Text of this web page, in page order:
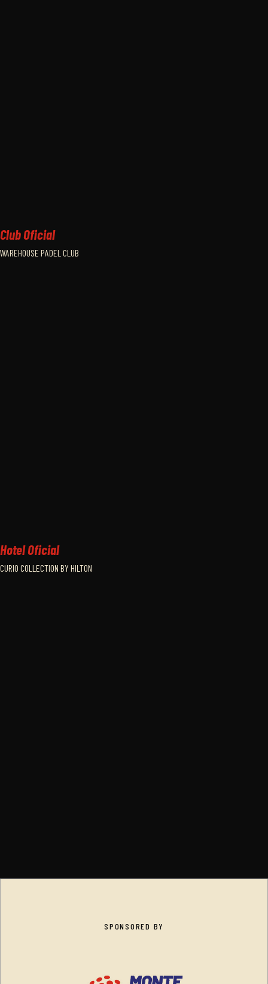
Club Oficial
WAREHOUSE PADEL CLUB
Hotel Oficial
CURIO COLLECTION BY HILTON
SPONSORED BY